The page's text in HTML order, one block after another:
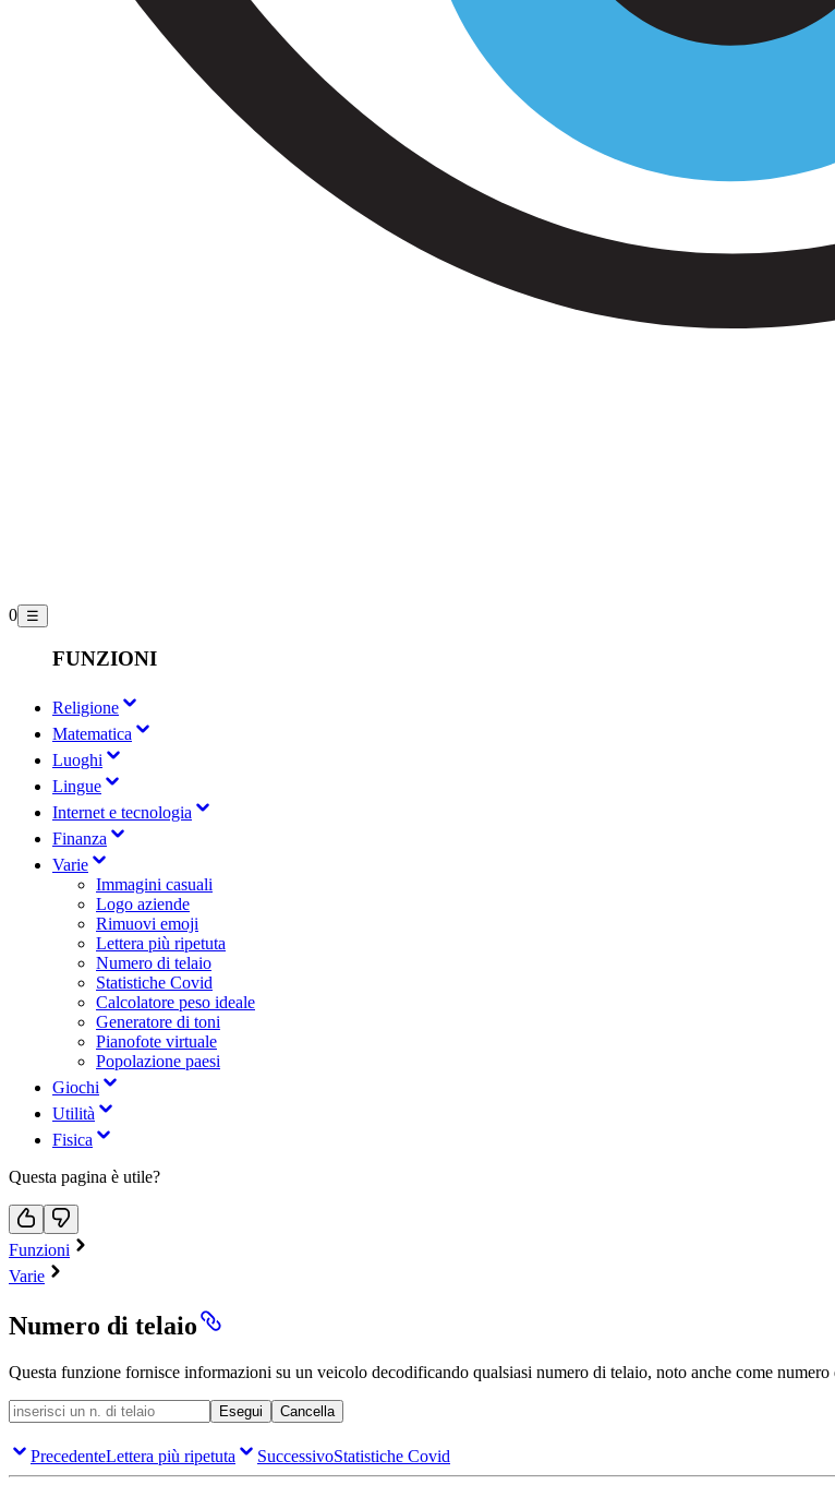
0 ☰
FUNZIONI
Religione
Matematica
Luoghi
Lingue
Internet e tecnologia
Finanza
Varie
Immagini casuali
Logo aziende
Rimuovi emoji
Lettera più ripetuta
Numero di telaio
Statistiche Covid
Calcolatore peso ideale
Generatore di toni
Pianofote virtuale
Popolazione paesi
Giochi
Utilità
Fisica
Questa pagina è utile?
Funzioni
Varie
Numero di telaio
Questa funzione fornisce informazioni su un veicolo decodificando qualsiasi numero di telaio, noto anche come
Esegui Cancella
PrecedenteLettera più ripetuta SuccessivoStatistiche Covid